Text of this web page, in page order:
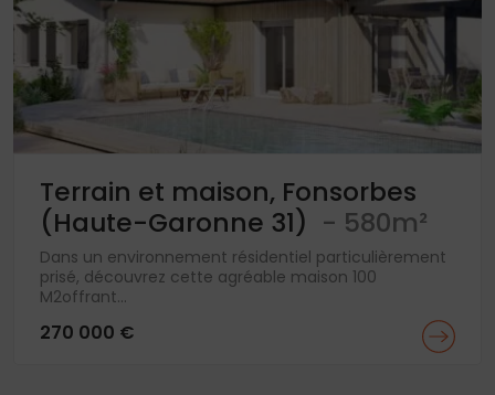
Terrain et maison, Fonsorbes
(Haute-Garonne 31) - 580m²
Dans un environnement résidentiel particulièrement
prisé, découvrez cette agréable maison 100
M2offrant...
270 000 €